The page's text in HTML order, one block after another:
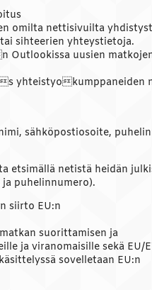
omilta nettisivuilta
sihteerien yhteystietoja.
Outlookissa uusien
yhteistyokumppaneiden
sähköpostiosoite,
etsimällä netistä heidän
puhelinnumero).
siirto EU:n
suorittamisen ja
ja viranomaisille sekä EU/
sovelletaan EU:n